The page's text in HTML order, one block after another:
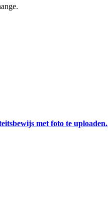
met foto te uploaden.